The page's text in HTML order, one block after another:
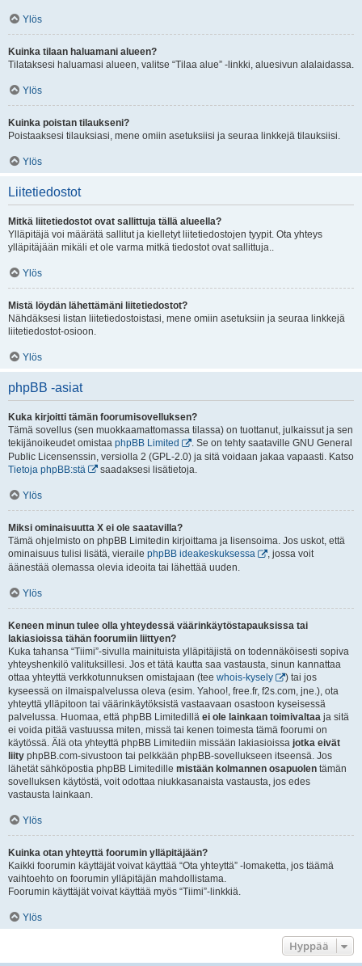
Ylös
Kuinka tilaan haluamani alueen?
Tilataksesi haluamasi alueen, valitse “Tilaa alue” -linkki, aluesivun alalaidassa.
Ylös
Kuinka poistan tilaukseni?
Poistaaksesi tilauksiasi, mene omiin asetuksiisi ja seuraa linkkejä tilauksiisi.
Ylös
Liitetiedostot
Mitkä liitetiedostot ovat sallittuja tällä alueella?
Ylläpitäjä voi määrätä sallitut ja kielletyt liitetiedostojen tyypit. Ota yhteys
ylläpitäjään mikäli et ole varma mitkä tiedostot ovat sallittuja..
Ylös
Mistä löydän lähettämäni liitetiedostot?
Nähdäksesi listan liitetiedostoistasi, mene omiin asetuksiin ja seuraa linkkejä
liitetiedostot-osioon.
Ylös
phpBB -asiat
Kuka kirjoitti tämän foorumisovelluksen?
Tämä sovellus (sen muokkaamattomassa tilassa) on tuottanut, julkaissut ja sen
tekijänoikeudet omistaa phpBB Limited
. Se on tehty saataville GNU General
Public Licensenssin, versiolla 2 (GPL-2.0) ja sitä voidaan jakaa vapaasti. Katso
Tietoja phpBB:stä
saadaksesi lisätietoja.
Ylös
Miksi ominaisuutta X ei ole saatavilla?
Tämä ohjelmisto on phpBB Limitedin kirjoittama ja lisensoima. Jos uskot, että
ominaisuus tulisi lisätä, vieraile phpBB ideakeskuksessa
, jossa voit
äänestää olemassa olevia ideoita tai lähettää uuden.
Ylös
Keneen minun tulee olla yhteydessä väärinkäytöstapauksissa tai
lakiasioissa tähän foorumiin liittyen?
Kuka tahansa “Tiimi”-sivulla mainituista ylläpitäjistä on todennäköisesti sopiva
yhteyshenkilö valituksillesi. Jos et tätä kautta saa vastausta, sinun kannattaa
ottaa yhteyttä verkkotunnuksen omistajaan (tee whois-kysely
) tai jos
kyseessä on ilmaispalvelussa oleva (esim. Yahoo!, free.fr, f2s.com, jne.), ota
yhteyttä ylläpitoon tai väärinkäytöksistä vastaavaan osastoon kyseisessä
palvelussa. Huomaa, että phpBB Limitedillä ei ole lainkaan toimivaltaa ja sitä
ei voida pitää vastuussa miten, missä tai kenen toimesta tämä foorumi on
käytössä. Älä ota yhteyttä phpBB Limitediin missään lakiasioissa jotka eivät
liity phpBB.com-sivustoon tai pelkkään phpBB-sovellukseen itseensä. Jos
lähetät sähköpostia phpBB Limitedille mistään kolmannen osapuolen tämän
sovelluksen käytöstä, voit odottaa niukkasanaista vastausta, jos edes
vastausta lainkaan.
Ylös
Kuinka otan yhteyttä foorumin ylläpitäjään?
Kaikki foorumin käyttäjät voivat käyttää “Ota yhteyttä” -lomaketta, jos täämä
vaihtoehto on foorumin ylläpitäjän mahdollistama.
Foorumin käyttäjät voivat käyttää myös “Tiimi”-linkkiä.
Ylös
Hyppää